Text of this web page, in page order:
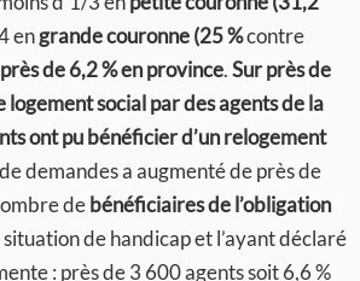
engrande couronne (25 %contre
près de 6,2 % en province.Sur près de
social par des agents de la
ont pu bénéficier d’un relogement
demandes a augmenté de près de
debénéficiaires de l’obligation
situation de handicap et l’ayant déclaré
: près de 3 600 agents soit 6,6 %